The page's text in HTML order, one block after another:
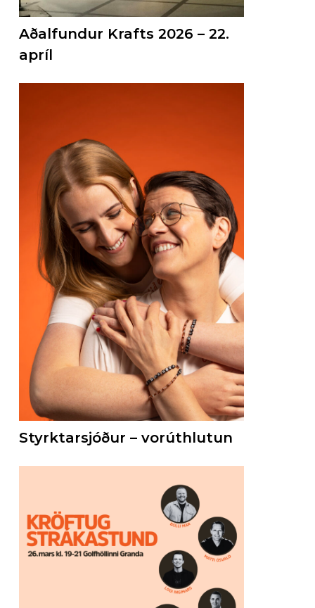
Aðalfundur Krafts 2026 – 22.
apríl
Styrktarsjóður – vorúthlutun